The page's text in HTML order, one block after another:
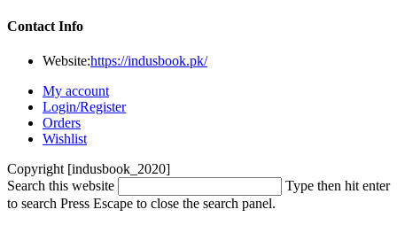
Contact Info
Website:https://indusbook.pk/
My account
Login/Register
Orders
Wishlist
Copyright [indusbook_2020]
Search this website
Type then hit enter
to search Press Escape to close the search panel.